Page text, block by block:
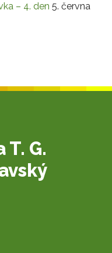
– 4. den 5. června
G.